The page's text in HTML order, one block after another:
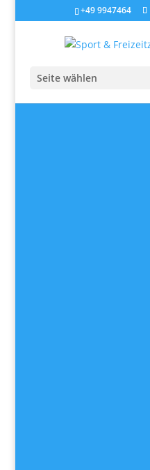
+49 9947464
Seite wählen